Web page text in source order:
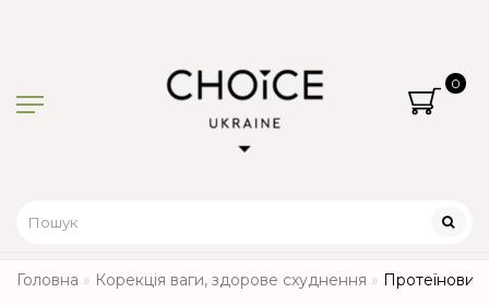
0
Головна Корекція ваги, здорове схуднення